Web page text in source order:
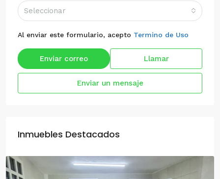
Seleccionar
Al enviar este formulario, acepto Termino de Uso
Enviar correo Llamar
Enviar un mensaje
Inmuebles Destacados